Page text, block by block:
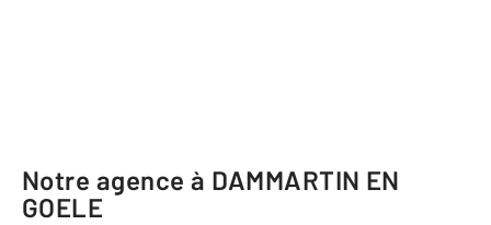
Notre agence à DAMMARTIN EN
GOELE